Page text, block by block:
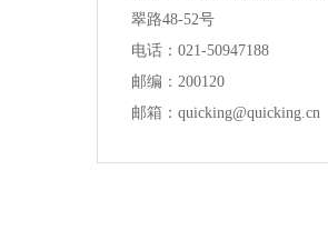
翠路48-52号
电话：021-50947188
邮编：200120
邮箱：quicking@quicking.cn